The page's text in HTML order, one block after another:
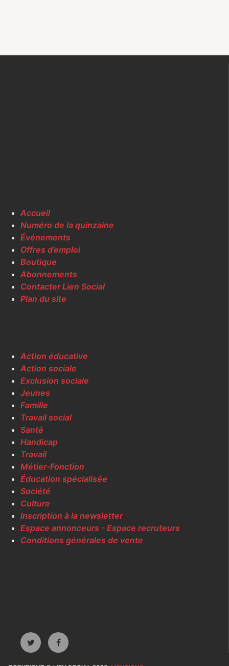
Accueil
Numéro de la quinzaine
Événements
Offres d’emploi
Boutique
Abonnements
Contacter Lien Social
Plan du site
Action éducative
Action sociale
Exclusion sociale
Jeunes
Famille
Travail social
Santé
Handicap
Travail
Métier-Fonction
Éducation spécialisée
Société
Culture
Inscription à la newsletter
Espace annonceurs - Espace recruteurs
Conditions générales de vente